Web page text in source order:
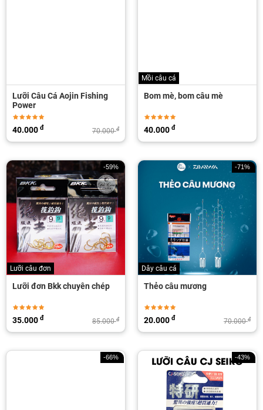
Lưỡi Câu Cá Aojin Fishing
Power
70.000đ
40.000 đ
Mồi câu cá
Bom mè, bom câu mè
40.000 đ
-59%
Lưỡi câu đơn
Lưỡi đơn Bkk chuyên chép
85.000đ
35.000 đ
-71%
Dây câu cá
Thẻo câu mương
70.000đ
20.000 đ
-66% -43%